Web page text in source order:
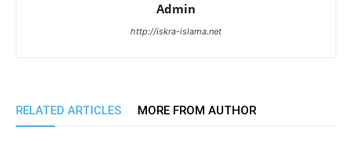
Admin
http://iskra-islama.net
RELATED ARTICLES MORE FROM AUTHOR